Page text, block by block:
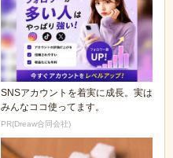
SNSアカウントを着実に成長。実は
みんなココ使ってます。
PR(Dreaw合同会社)